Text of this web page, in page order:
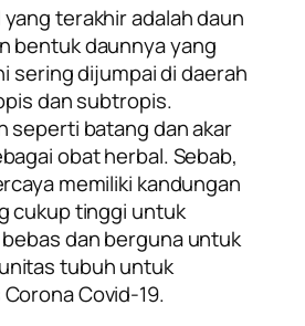
terakhir adalah daun
bentuk daunnya yang
sering dijumpai di daerah
dan subtropis.
seperti batang dan akar
obat herbal. Sebab,
memiliki kandungan
cukup tinggi untuk
dan berguna untuk
tubuh untuk
Covid-19.